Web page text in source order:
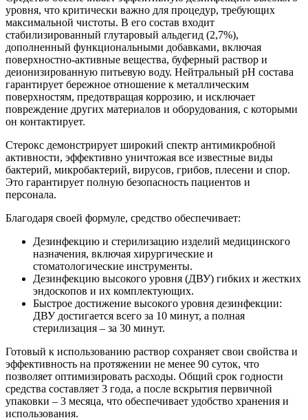
уровня, что критически важно для процедур, требующих
максимальной чистоты. В его состав входит
стабилизированный глутаровый альдегид (2,7%),
дополненный функциональными добавками, включая
поверхностно-активные вещества, буферный раствор и
деионизированную питьевую воду. Нейтральный pH состава
гарантирует бережное отношение к металлическим
поверхностям, предотвращая коррозию, и исключает
повреждение других материалов и оборудования, с которыми
он контактирует.
Стерокс демонстрирует широкий спектр антимикробной
активности, эффективно уничтожая все известные виды
бактерий, микробактерий, вирусов, грибов, плесени и спор.
Это гарантирует полную безопасность пациентов и
персонала.
Благодаря своей формуле, средство обеспечивает:
Дезинфекцию и стерилизацию изделий медицинского
назначения, включая хирургические и
стоматологические инструменты.
Дезинфекцию высокого уровня (ДВУ) гибких и жестких
эндоскопов и их комплектующих.
Быстрое достижение высокого уровня дезинфекции:
ДВУ достигается всего за 10 минут, а полная
стерилизация – за 30 минут.
Готовый к использованию раствор сохраняет свои свойства и
эффективность на протяжении не менее 90 суток, что
позволяет оптимизировать расходы. Общий срок годности
средства составляет 3 года, а после вскрытия первичной
упаковки – 3 месяца, что обеспечивает удобство хранения и
использования.